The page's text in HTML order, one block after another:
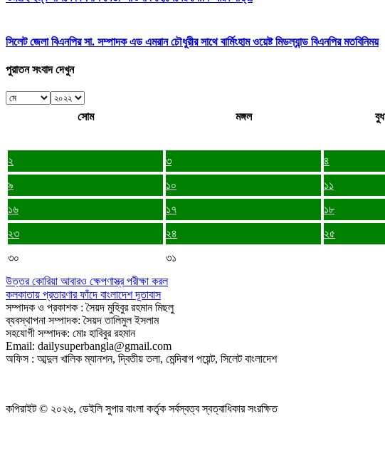
সিলেট জেলা বিএনপির সা. সম্পাদক এড এমরান চৌধুরীর সাথে বার্মিংহাম ওয়েষ্ট মিডল্যান্ড বিএনপির মতবিনিময়
পুরাতন সংবাদ দেখুন
সোম মঙ্গল বুধ
২
৩ ৪
৯
১০ ১১
১৬
১৭ ১৮
২৩
২৪ ২৫
৩০
৩১
উত্তর কোরিয়া আবারও ক্ষেপণাস্ত্র পরীক্ষা করল
কলকাতায় প্রতারণার ফাঁদে বাংলাদেশ দূতাবাস
সম্পাদক ও প্রকাশক : সৈয়দ মুহিবুর রহমান মিছলু
ব্যবস্থাপনা সম্পাদক: সৈয়দ তালিমুল ইসলাম
সহযোগী সম্পাদক: মোঃ হাবিবুর রহমান
Email: dailysuperbangla@gmail.com
অফিস : আব্দুল খালিক ম্যানশন, দ্বিতীয় তলা, মেন্দিবাগ পয়েন্ট, সিলেট বাংলাদেশ
কপিরাইট © ২০২৬, ডেইলি সুপার বাংলা কর্তৃক সর্বস্বত্ব স্বত্বাধিকার সংরক্ষিত